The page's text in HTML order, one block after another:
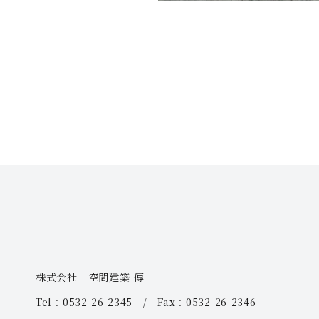
株式会社 空間建築-傳
Tel：0532-26-2345 / Fax：0532-26-2346